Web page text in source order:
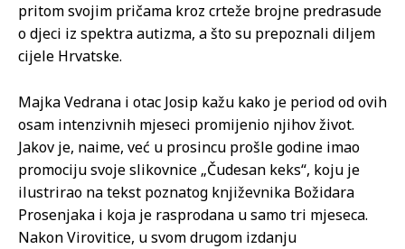
pritom svojim pričama kroz crteže brojne predrasude
o djeci iz spektra autizma, a što su prepoznali diljem
cijele Hrvatske.
Majka Vedrana i otac Josip kažu kako je period od ovih
osam intenzivnih mjeseci promijenio njihov život.
Jakov je, naime, već u prosincu prošle godine imao
promociju svoje slikovnice „Čudesan keks“, koju je
ilustrirao na tekst poznatog književnika Božidara
Prosenjaka i koja je rasprodana u samo tri mjeseca.
Nakon Virovitice, u svom drugom izdanju